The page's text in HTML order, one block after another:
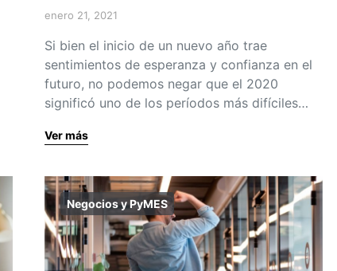
enero 21, 2021
Si bien el inicio de un nuevo año trae
sentimientos de esperanza y confianza en el
futuro, no podemos negar que el 2020
significó uno de los períodos más difíciles…
Ver más
Negocios y PyMES